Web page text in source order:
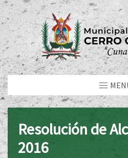
Resolución de
2016